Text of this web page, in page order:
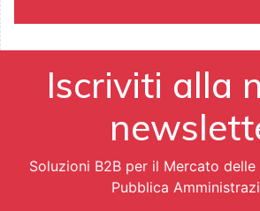
Iscriviti alla
Soluzioni B2B per il Mercato delle
Pubblica